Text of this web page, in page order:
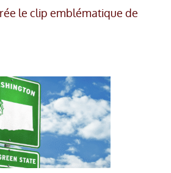
le clip emblématique de